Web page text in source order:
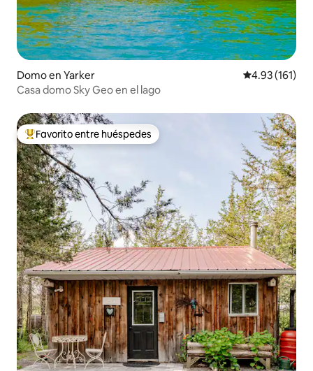
Domo en Yarker Calificación
4.93 (161)
Casa domo Sky Geo en el lago
Favorito entre huéspedes preferido
Favorito entre huéspedes